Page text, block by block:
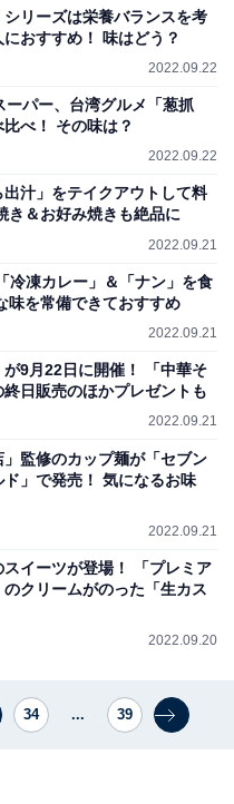
シリーズは栄養バランスを考
おすすめ！ 味はどう？
2022.09.22
ーパー、台湾グルメ「葱抓
べ！ その味は？
2022.09.22
出汁」をテイクアウトして料
き＆お好み焼きも絶品に
2022.09.21
冷凍カレー」＆「ナン」を食
味を常備できておすすめ
2022.09.21
9月22日に開催！ 「中華そ
日販売のほかプレゼントも
2022.09.21
」監修のカップ麺が「セブン
」で発売！ 気になるお味
2022.09.21
スイーツが登場！ 「プレミア
クリームがのった「生カス
2022.09.20
34 ... 39